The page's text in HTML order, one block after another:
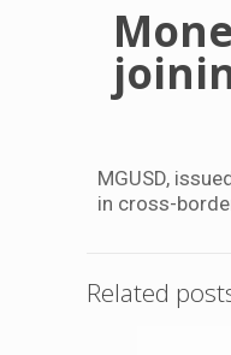
MGUSD,
in cross-
Related